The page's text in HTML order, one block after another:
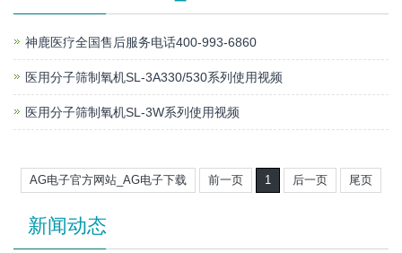
神鹿医疗全国售后服务电话400-993-6860
医用分子筛制氧机SL-3A330/530系列使用视频
医用分子筛制氧机SL-3W系列使用视频
AG电子官方网站_AG电子下载 前一页 1 后一页 尾页
新闻动态